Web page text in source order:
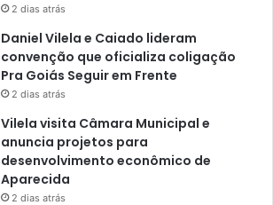
2 dias atrás
Daniel Vilela e Caiado lideram
convenção que oficializa coligação
Pra Goiás Seguir em Frente
2 dias atrás
Vilela visita Câmara Municipal e
anuncia projetos para
desenvolvimento econômico de
Aparecida
2 dias atrás